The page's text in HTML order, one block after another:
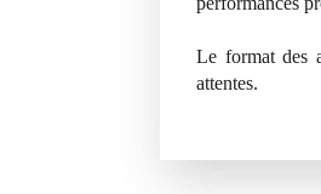
Le format des
attentes.